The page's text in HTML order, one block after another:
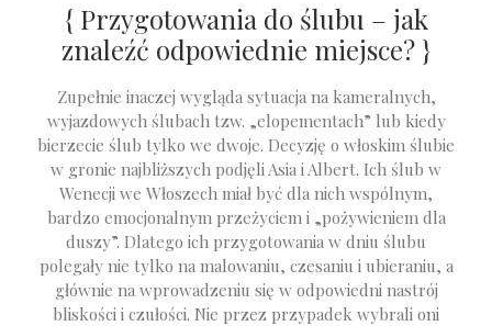
{ Przygotowania do ślubu – jak
znaleźć odpowiednie miejsce? }
Zupełnie inaczej wygląda sytuacja na kameralnych,
wyjazdowych ślubach tzw. „elopementach” lub kiedy
bierzecie ślub tylko we dwoje. Decyzję o włoskim ślubie
w gronie najbliższych podjęli Asia i Albert. Ich ślub w
Wenecji we Włoszech miał być dla nich wspólnym,
bardzo emocjonalnym przeżyciem i „pożywieniem dla
duszy”. Dlatego ich przygotowania w dniu ślubu
polegały nie tylko na malowaniu, czesaniu i ubieraniu, a
głównie na wprowadzeniu się w odpowiedni nastrój
bliskości i czułości. Nie przez przypadek wybrali oni